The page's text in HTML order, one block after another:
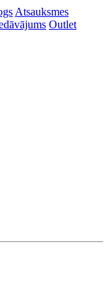
Atsauksmes
Outlet